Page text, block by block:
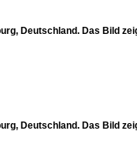
Deutschland. Das Bild
Deutschland. Das Bild